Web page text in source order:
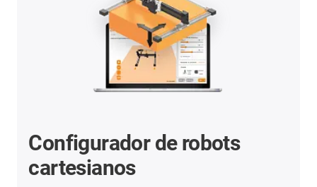
Configurador de robots
cartesianos